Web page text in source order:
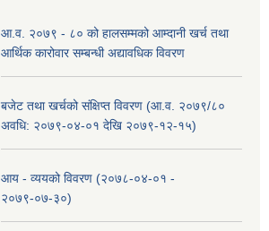
आ.व. २०७९ - ८० को हालसम्मको आम्दानी खर्च तथा
आर्थिक कारोवार सम्बन्धी अद्यावधिक विवरण
बजेट तथा खर्चको संक्षिप्त विवरण (आ.व. २०७९/८०
अवधि: २०७९-०४-०१ देखि २०७९-१२-१५)
आय - व्ययको विवरण (२०७८-०४-०१ -
२०७९-०७-३०)